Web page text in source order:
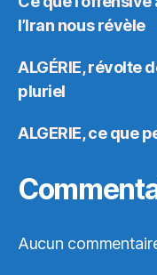
l’Iran nous révèle
ALGÉRIE, révolte
pluriel
ALGERIE, ce que
Aucun